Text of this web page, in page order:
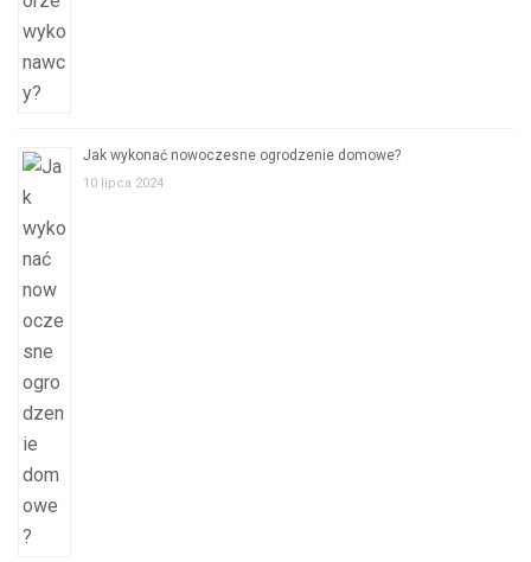
Jak wykonać nowoczesne ogrodzenie domowe?
10 lipca 2024